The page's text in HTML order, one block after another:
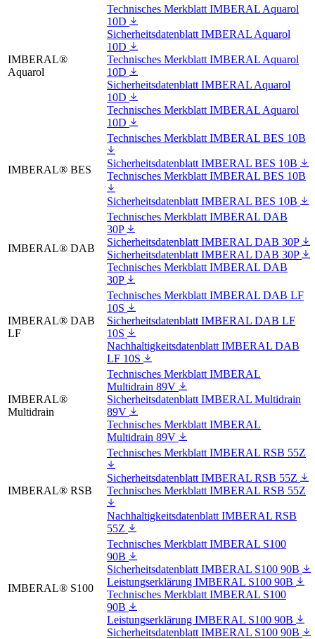
IMBERAL®
Aquarol
Technisches Merkblatt IMBERAL Aquarol
10D
Sicherheitsdatenblatt IMBERAL Aquarol
10D
Technisches Merkblatt IMBERAL Aquarol
10D
Sicherheitsdatenblatt IMBERAL Aquarol
10D
Technisches Merkblatt IMBERAL Aquarol
10D
IMBERAL® BES
Technisches Merkblatt IMBERAL BES 10B
Sicherheitsdatenblatt IMBERAL BES 10B
Technisches Merkblatt IMBERAL BES 10B
Sicherheitsdatenblatt IMBERAL BES 10B
IMBERAL® DAB
Technisches Merkblatt IMBERAL DAB
30P
Sicherheitsdatenblatt IMBERAL DAB 30P
Sicherheitsdatenblatt IMBERAL DAB 30P
Technisches Merkblatt IMBERAL DAB
30P
IMBERAL® DAB
LF
Technisches Merkblatt IMBERAL DAB LF
10S
Sicherheitsdatenblatt IMBERAL DAB LF
10S
Nachhaltigkeitsdatenblatt IMBERAL DAB
LF 10S
IMBERAL®
Multidrain
Technisches Merkblatt IMBERAL
Multidrain 89V
Sicherheitsdatenblatt IMBERAL Multidrain
89V
Technisches Merkblatt IMBERAL
Multidrain 89V
IMBERAL® RSB
Technisches Merkblatt IMBERAL RSB 55Z
Sicherheitsdatenblatt IMBERAL RSB 55Z
Technisches Merkblatt IMBERAL RSB 55Z
Nachhaltigkeitsdatenblatt IMBERAL RSB
55Z
IMBERAL® S100
Technisches Merkblatt IMBERAL S100
90B
Sicherheitsdatenblatt IMBERAL S100 90B
Leistungserklärung IMBERAL S100 90B
Technisches Merkblatt IMBERAL S100
90B
Leistungserklärung IMBERAL S100 90B
Sicherheitsdatenblatt IMBERAL S100 90B